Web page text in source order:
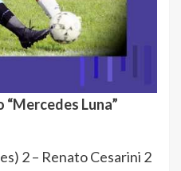
Luna”
2 – Renato Cesarini 2